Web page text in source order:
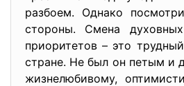
разбоем. Однако
стороны. Смена
приоритетов – это
стране. Не был он петым и
жизнелюбивому,